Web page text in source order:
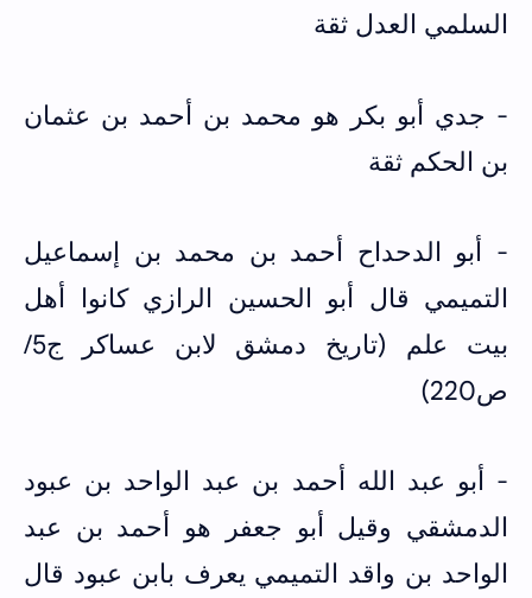
السلمي العدل ثقة
- جدي أبو بكر هو محمد بن أحمد بن عثمان
بن الحكم ثقة
- أبو الدحداح أحمد بن محمد بن إسماعيل
التميمي قال أبو الحسين الرازي كانوا أهل
بيت علم (تاريخ دمشق لابن عساكر ج5/
ص220)
- أبو عبد الله أحمد بن عبد الواحد بن عبود
الدمشقي وقيل أبو جعفر هو أحمد بن عبد
الواحد بن واقد التميمي يعرف بابن عبود قال